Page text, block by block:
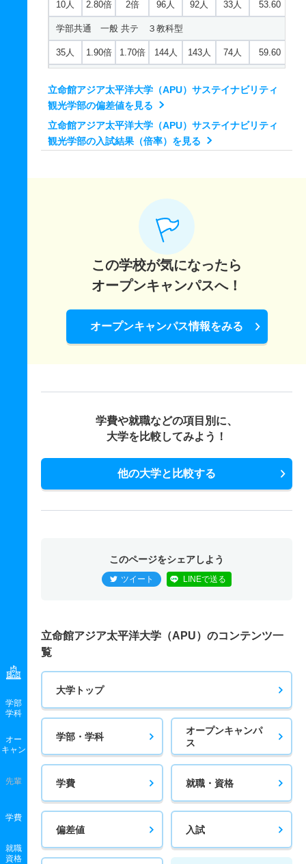
学部
学科
オー
キャン
先輩
学費
就職
資格
10人 2.80倍 2倍 96人 92人 33人 53.60
学部共通 一般 共テ ３教科型
35人 1.90倍 1.70倍 144人 143人 74人 59.60
35人 2倍 1.30倍 28人
学部共通 一般 共テ ８科目特待生優先採用
35人 1.50倍 1.40倍 32人 32人 21人 62.40
19人
学部共通 一般 ニ 後期型５科目型
7人
学部共通 一般 ニ ＋面接方式
11倍 2倍 11人 11人 1人
立命館アジア太平洋大学（APU）サステイナビリティ
観光学部の偏差値を見る
立命館アジア太平洋大学（APU）サステイナビリティ
観光学部の入試結果（倍率）を見る
この学校が気になったら
オープンキャンパスへ！
オープンキャンパス情報をみる
学費や就職などの項目別に、
大学を比較してみよう！
他の大学と比較する
このページをシェアしよう
ツイート LINEで送る
立命館アジア太平洋大学（APU）のコンテンツ一
覧
大学トップ
学部・学科
オープンキャンパ
ス
学費 就職・資格
偏差値 入試